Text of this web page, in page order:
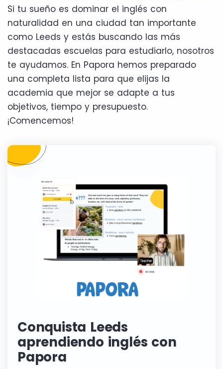
Si tu sueño es dominar el inglés con
naturalidad en una ciudad tan importante
como Leeds y estás buscando las más
destacadas escuelas para estudiarlo, nosotros
te ayudamos. En Papora hemos preparado
una completa lista para que elijas la
academia que mejor se adapte a tus
objetivos, tiempo y presupuesto.
¡Comencemos!
Conquista Leeds
aprendiendo inglés con
Papora